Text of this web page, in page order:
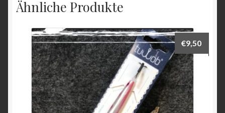
Ähnliche Produkte
€9,50